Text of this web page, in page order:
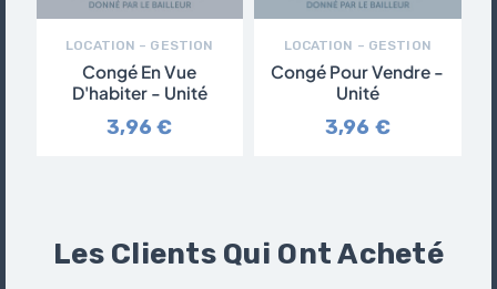
LOCATION – GESTION
Congé En Vue
D'habiter - Unité
3,96 €
LOCATION – GESTION
Congé Pour Vendre -
Unité
3,96 €
Les Clients Qui Ont Acheté